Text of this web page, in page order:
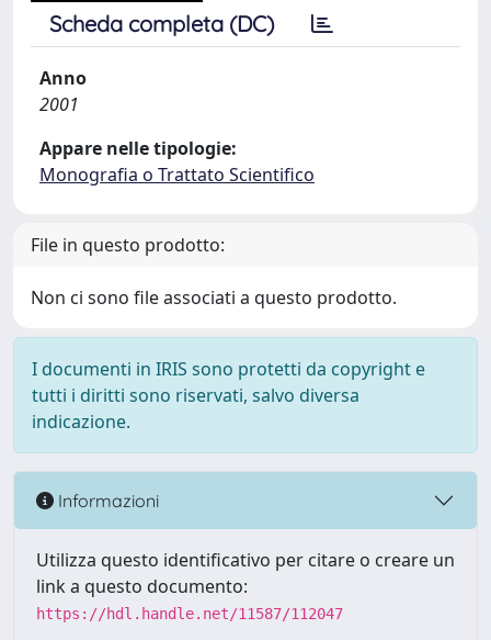
Scheda completa (DC)
Anno
2001
Appare nelle tipologie:
Monografia o Trattato Scientifico
File in questo prodotto:
Non ci sono file associati a questo prodotto.
I documenti in IRIS sono protetti da copyright e
tutti i diritti sono riservati, salvo diversa
indicazione.
Informazioni
Utilizza questo identificativo per citare o creare un
link a questo documento:
https://hdl.handle.net/11587/112047